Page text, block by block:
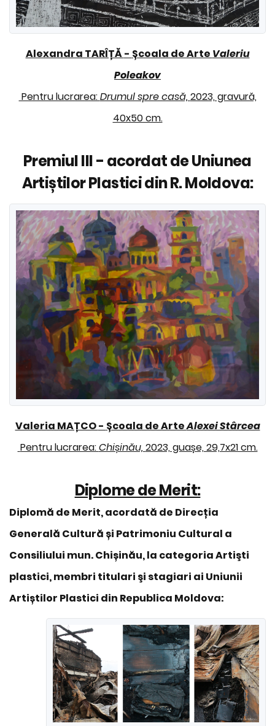
Alexandra TARÎȚĂ- Școala de Arte Valeriu
Poleakov
Pentru lucrarea:Drumul spre casă, 2023, gravură,
40x50 cm.
Premiul III - acordat de Uniunea
Artiștilor Plastici din R. Moldova:
Valeria MAȚCO- Școala de ArteAlexei Stârcea
Pentru lucrarea:Chișinău, 2023, guașe, 29,7x21 cm.
Diplome de Merit:
Diplomă de Merit, acordată de Direcția
Generală Cultură și Patrimoniu Cultural a
Consiliului mun. Chișinău, la categoria Artişti
plastici, membri titulari şi stagiari ai Uniunii
Artiștilor Plastici din Republica Moldova: